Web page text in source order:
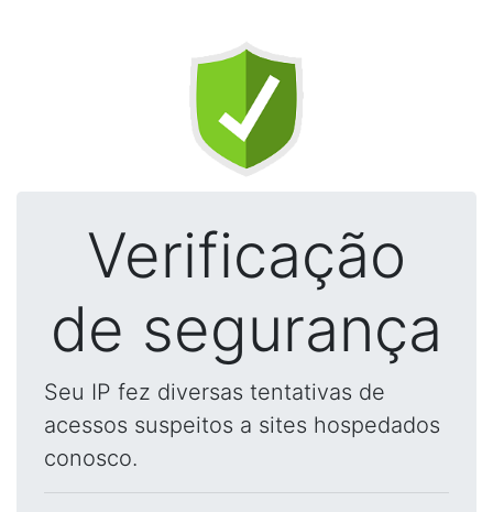
Verificação
de segurança
Seu IP fez diversas tentativas de
acessos suspeitos a sites hospedados
conosco.